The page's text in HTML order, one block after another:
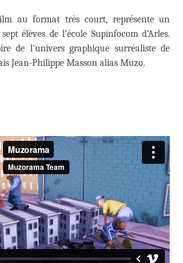
au format très court, représente un
élèves de l’école Supinfocom d’Arles.
de l’univers graphique surréaliste de
Jean-Philippe Masson alias Muzo.